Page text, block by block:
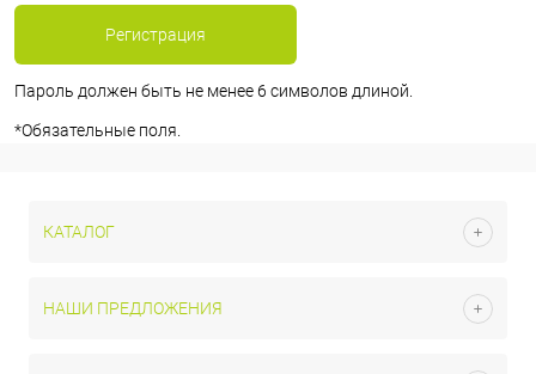
Пароль должен быть не менее 6 символов длиной.
*Обязательные поля.
КАТАЛОГ
НАШИ ПРЕДЛОЖЕНИЯ